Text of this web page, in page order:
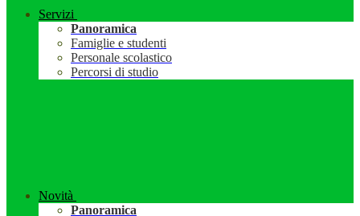
Servizi
Panoramica
Famiglie e studenti
Personale scolastico
Percorsi di studio
Novità
Panoramica